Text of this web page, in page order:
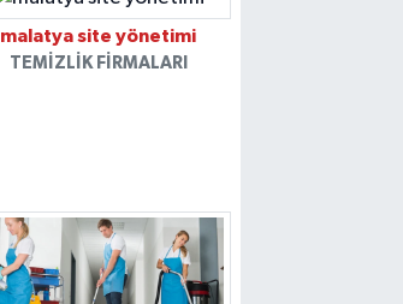
malatya site yönetimi
TEMIZLIK FIRMALARI